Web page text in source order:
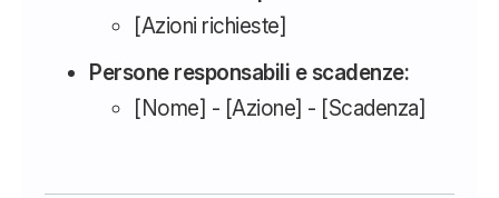
[Azioni richieste]
Persone responsabili e scadenze:
[Nome] - [Azione] - [Scadenza]